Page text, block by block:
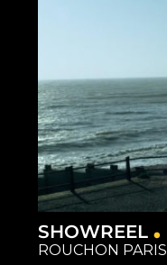
SHOWREEL
ROUCHON PARIS